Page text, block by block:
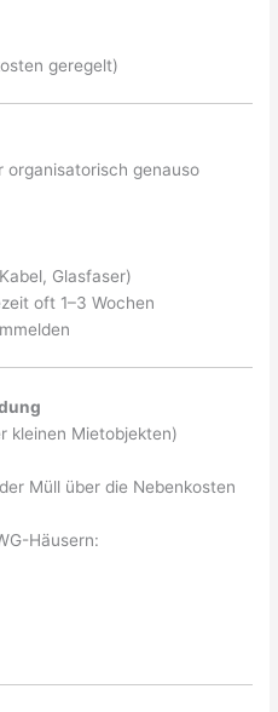
geregelt)
organisatorisch genauso
Glasfaser)
oft 1–3 Wochen
kleinen Mietobjekten)
Müll über die Nebenkosten
Häusern: